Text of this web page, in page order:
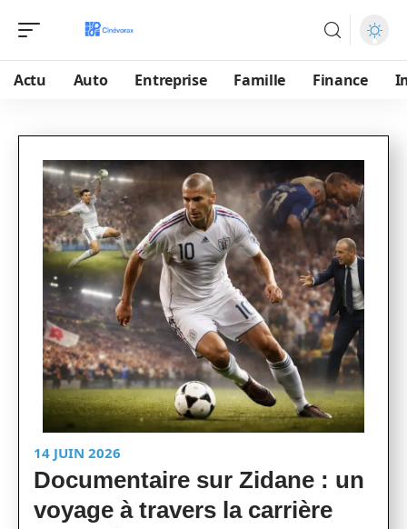
Actu Auto Entreprise Famille Finance
14 JUIN 2026
Documentaire sur Zidane : un
voyage à travers la carrière